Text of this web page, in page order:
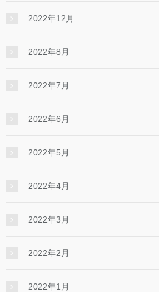
2022年12月
2022年8月
2022年7月
2022年6月
2022年5月
2022年4月
2022年3月
2022年2月
2022年1月